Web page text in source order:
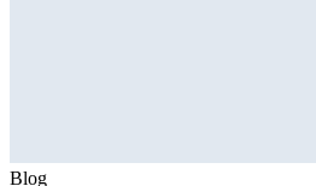
Blog